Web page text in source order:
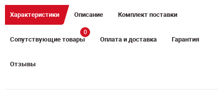
Характеристики Описание Комплект поставки
Сопутствующие товары
0
Оплата и доставка Гарантия
Отзывы